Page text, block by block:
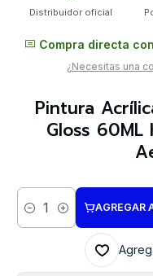
Distribuidor oficial
Compra directa
¿Necesitas una
Pintura
Gloss 60ML
Cantidad
AGREGAR